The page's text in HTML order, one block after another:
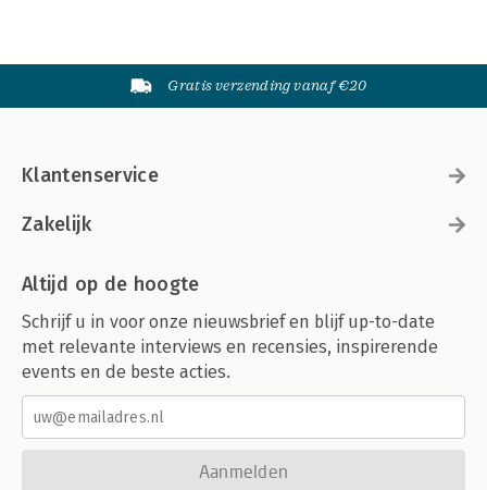
Gratis verzending vanaf €20
Klantenservice
Zakelijk
Altijd op de hoogte
Schrijf u in voor onze nieuwsbrief en blijf up-to-date
met relevante interviews en recensies, inspirerende
events en de beste acties.
Aanmelden